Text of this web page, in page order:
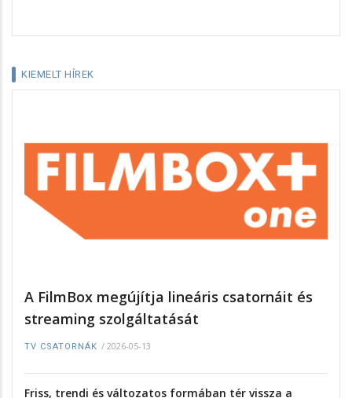
KIEMELT HÍREK
A FilmBox megújítja lineáris csatornáit és
streaming szolgáltatását
TV CSATORNÁK / 2026-05-13
Friss, trendi és változatos formában tér vissza a